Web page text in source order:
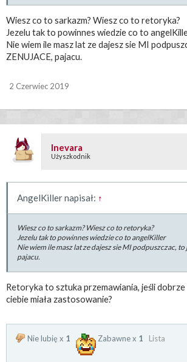
Wiesz co to sarkazm? Wiesz co to retoryka?
Jezelu tak to powinnes wiedzie co to
Nie wiem ile masz lat ze dajesz sie MI
ZENUJACE, pajacu.
2 Czerwiec 2019
Inevara
Użyszkodnik
AngelKiller napisał: ↑
Wiesz co to sarkazm? Wiesz co to retoryka?
Jezelu tak to powinnes wiedzie co to angelKiller
Nie wiem ile masz lat ze dajesz sie MI podpuszczac, to
pajacu.
Retoryka to sztuka przemawiania, jeśli dobrze
ciebie miała zastosowanie?
Nie lubię x 1 Zabawne x 1 Lista